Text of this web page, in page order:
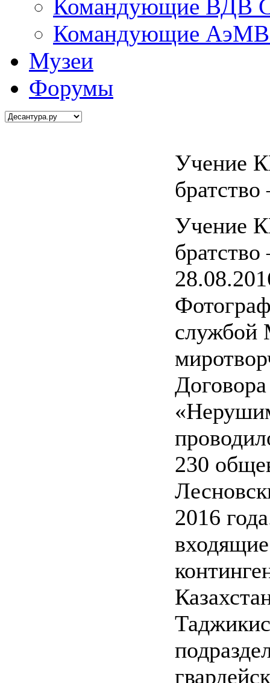
Командующие ВДВ
Командующие АэМВ
Музеи
Форумы
Учение
Учение
службой
230
2016